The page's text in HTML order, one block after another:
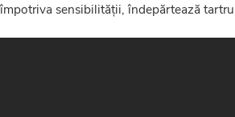
sensibilității, îndepărtează